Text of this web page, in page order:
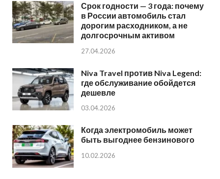
Срок годности — 3 года: почему
в России автомобиль стал
дорогим расходником, а не
долгосрочным активом
27.04.2026
Niva Travel против Niva Legend:
где обслуживание обойдется
дешевле
03.04.2026
Когда электромобиль может
быть выгоднее бензинового
10.02.2026